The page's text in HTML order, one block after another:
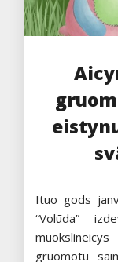
Ituo gods
“Volūda”
gruomotu